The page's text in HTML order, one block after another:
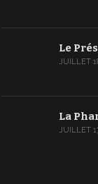
Le
JUILLET
La
JUILLET